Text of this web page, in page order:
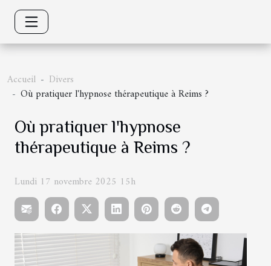
Accueil
Divers
Où pratiquer l'hypnose thérapeutique à Reims ?
Où pratiquer l'hypnose
thérapeutique à Reims ?
Lundi 17 novembre 2025 15h